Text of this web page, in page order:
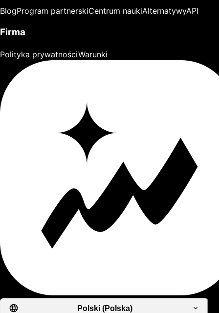
BlogProgram partnerskiCentrum naukiAlternatywyAPI
Firma
Polityka prywatnościWarunki
Polski (Polska)